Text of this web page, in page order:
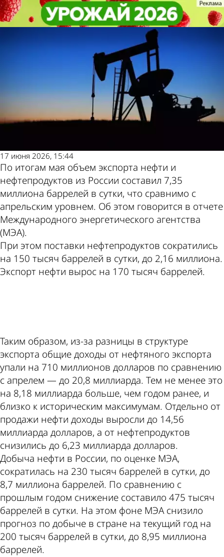
Объем доходов России от
нефтяного экспорта оценили
В стране и
мире
17 июня 2026, 15:44
По итогам мая объем экспорта нефти и
нефтепродуктов из России составил 7,35
миллиона баррелей в сутки, что сравнимо с
апрельским уровнем. Об этом говорится в отчете
Международного энергетического агентства
(МЭА).
При этом поставки нефтепродуктов сократились
на 150 тысяч баррелей в сутки, до 2,16 миллиона.
Экспорт нефти вырос на 170 тысяч баррелей.
Таким образом, из-за разницы в структуре
экспорта общие доходы от нефтяного экспорта
упали на 710 миллионов долларов по сравнению
с апрелем — до 20,8 миллиарда. Тем не менее это
на 8,18 миллиарда больше, чем годом ранее, и
близко к историческим максимумам. Отдельно от
продажи нефти доходы выросли до 14,56
миллиарда долларов, а от нефтепродуктов
снизились до 6,23 миллиарда долларов.
Добыча нефти в России, по оценке МЭА,
сократилась на 230 тысяч баррелей в сутки, до
8,7 миллиона баррелей. По сравнению с
прошлым годом снижение составило 475 тысяч
баррелей в сутки. На этом фоне МЭА снизило
прогноз по добыче в стране на текущий год на
200 тысяч баррелей в сутки, до 8,95 миллиона
баррелей.
Объем доходов России от
нефтяного экспорта оценили
В стране и
мире
Другие новости
по теме
Погода и курсы
валют в Пензе